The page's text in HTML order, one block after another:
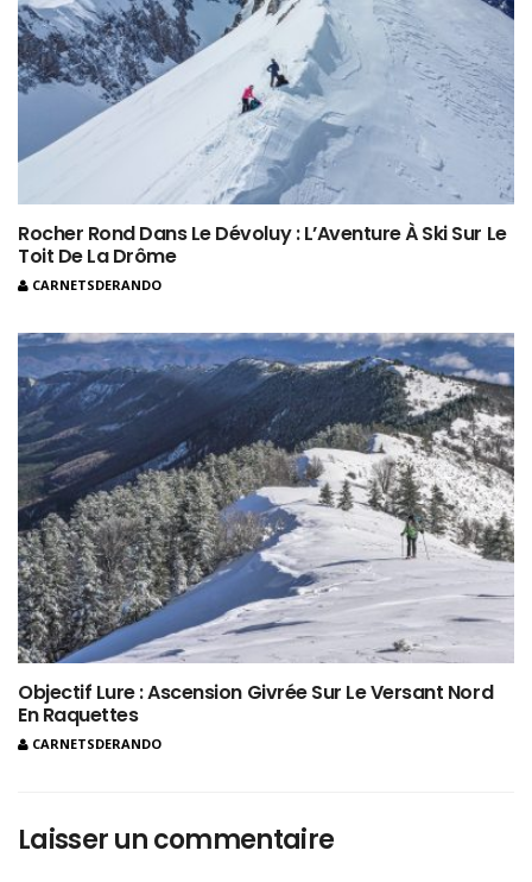
Rocher Rond Dans Le Dévoluy : L’Aventure À Ski Sur Le
Toit De La Drôme
CARNETSDERANDO
Objectif Lure : Ascension Givrée Sur Le Versant Nord
En Raquettes
CARNETSDERANDO
Laisser un commentaire